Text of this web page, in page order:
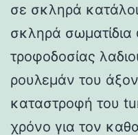
σε σκληρά
σκληρά σωματίδια
τροφοδοσίας
ρουλεμάν του
καταστροφή του
χρόνο για τον